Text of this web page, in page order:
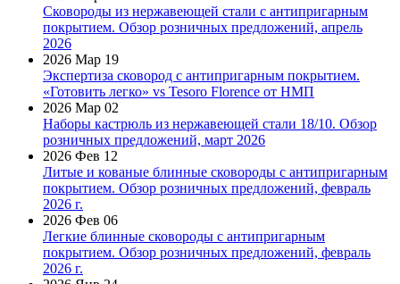
Сковороды из нержавеющей стали с антипригарным
покрытием. Обзор розничных предложений, апрель
2026
2026 Мар 19
Экспертиза сковород с антипригарным покрытием.
«Готовить легко» vs Tesoro Florence от НМП
2026 Мар 02
Наборы кастрюль из нержавеющей стали 18/10. Обзор
розничных предложений, март 2026
2026 Фев 12
Литые и кованые блинные сковороды с антипригарным
покрытием. Обзор розничных предложений, февраль
2026 г.
2026 Фев 06
Легкие блинные сковороды с антипригарным
покрытием. Обзор розничных предложений, февраль
2026 г.